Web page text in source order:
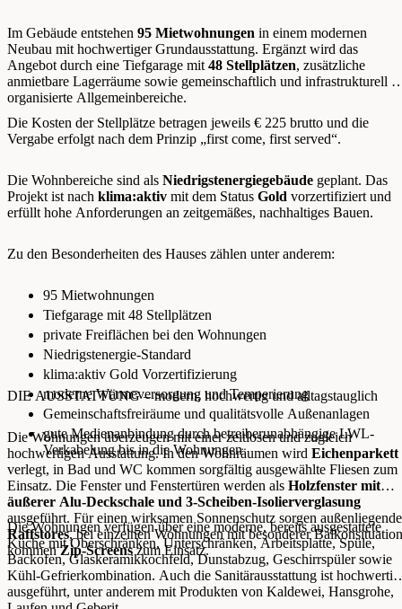
Im Gebäude entstehen 95 Mietwohnungen in einem modernen
Neubau mit hochwertiger Grundausstattung. Ergänzt wird das
Angebot durch eine Tiefgarage mit 48 Stellplätzen, zusätzliche
anmietbare Lagerräume sowie gemeinschaftlich und infrastrukturell
organisierte Allgemeinbereiche.
Die Kosten der Stellplätze betragen jeweils € 225 brutto und die
Vergabe erfolgt nach dem Prinzip „first come, first served“.
Die Wohnbereiche sind als Niedrigstenergiegebäude geplant. Das
Projekt ist nach klima:aktiv mit dem Status Gold vorzertifiziert und
erfüllt hohe Anforderungen an zeitgemäßes, nachhaltiges Bauen.
Zu den Besonderheiten des Hauses zählen unter anderem:
95 Mietwohnungen
Tiefgarage mit 48 Stellplätzen
private Freiflächen bei den Wohnungen
Niedrigstenergie-Standard
klima:aktiv Gold Vorzertifizierung
moderne Wärmeversorgung und Temperierung
Gemeinschaftsfreiräume und qualitätsvolle Außenanlagen
gute Medienanbindung durch betreiberunabhängige LWL-
Verkabelung bis in die Wohnungen
DIE AUSSTATTUNG – modern, hochwertig und alltagstauglich
Die Wohnungen überzeugen mit einer zeitlosen und zugleich
hochwertigen Ausstattung. In den Wohnräumen wird Eichenparkett
verlegt, in Bad und WC kommen sorgfältig ausgewählte Fliesen zum
Einsatz. Die Fenster und Fenstertüren werden als Holzfenster mit
äußerer Alu-Deckschale und 3-Scheiben-Isolierverglasung
ausgeführt. Für einen wirksamen Sonnenschutz sorgen außenliegende
Raffstores, bei einzelnen Wohnungen mit besonderer Balkonsituation
kommenZip-Screenszum Einsatz.
Die Wohnungen verfügen über eine moderne, bereits ausgestattete
Küche mit Oberschränken, Unterschränken, Arbeitsplatte, Spüle,
Backofen, Glaskeramikkochfeld, Dunstabzug, Geschirrspüler sowie
Kühl-Gefrierkombination. Auch die Sanitärausstattung ist hochwertig
ausgeführt, unter anderem mit Produkten von Kaldewei, Hansgrohe,